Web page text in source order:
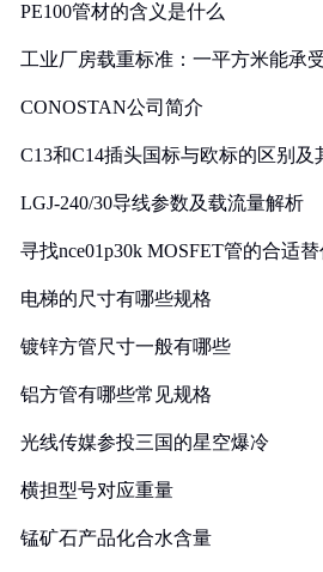
PE100管材的含义是什么
工业厂房载重标准：一平方米能承
CONOSTAN公司简介
C13和C14插头国标与欧标的区别及
LGJ-240/30导线参数及载流量解析
寻找nce01p30k MOSFET管的合适
电梯的尺寸有哪些规格
镀锌方管尺寸一般有哪些
铝方管有哪些常见规格
光线传媒参投三国的星空爆冷
横担型号对应重量
锰矿石产品化合水含量